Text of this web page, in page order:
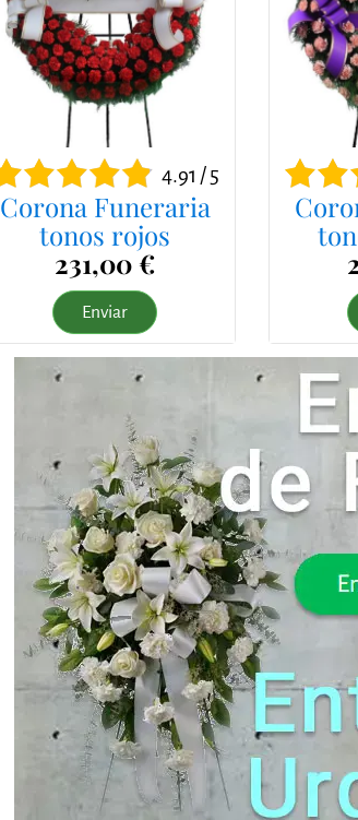
4.91 / 5
Corona Funeraria
tonos rojos
231,00 €
Enviar